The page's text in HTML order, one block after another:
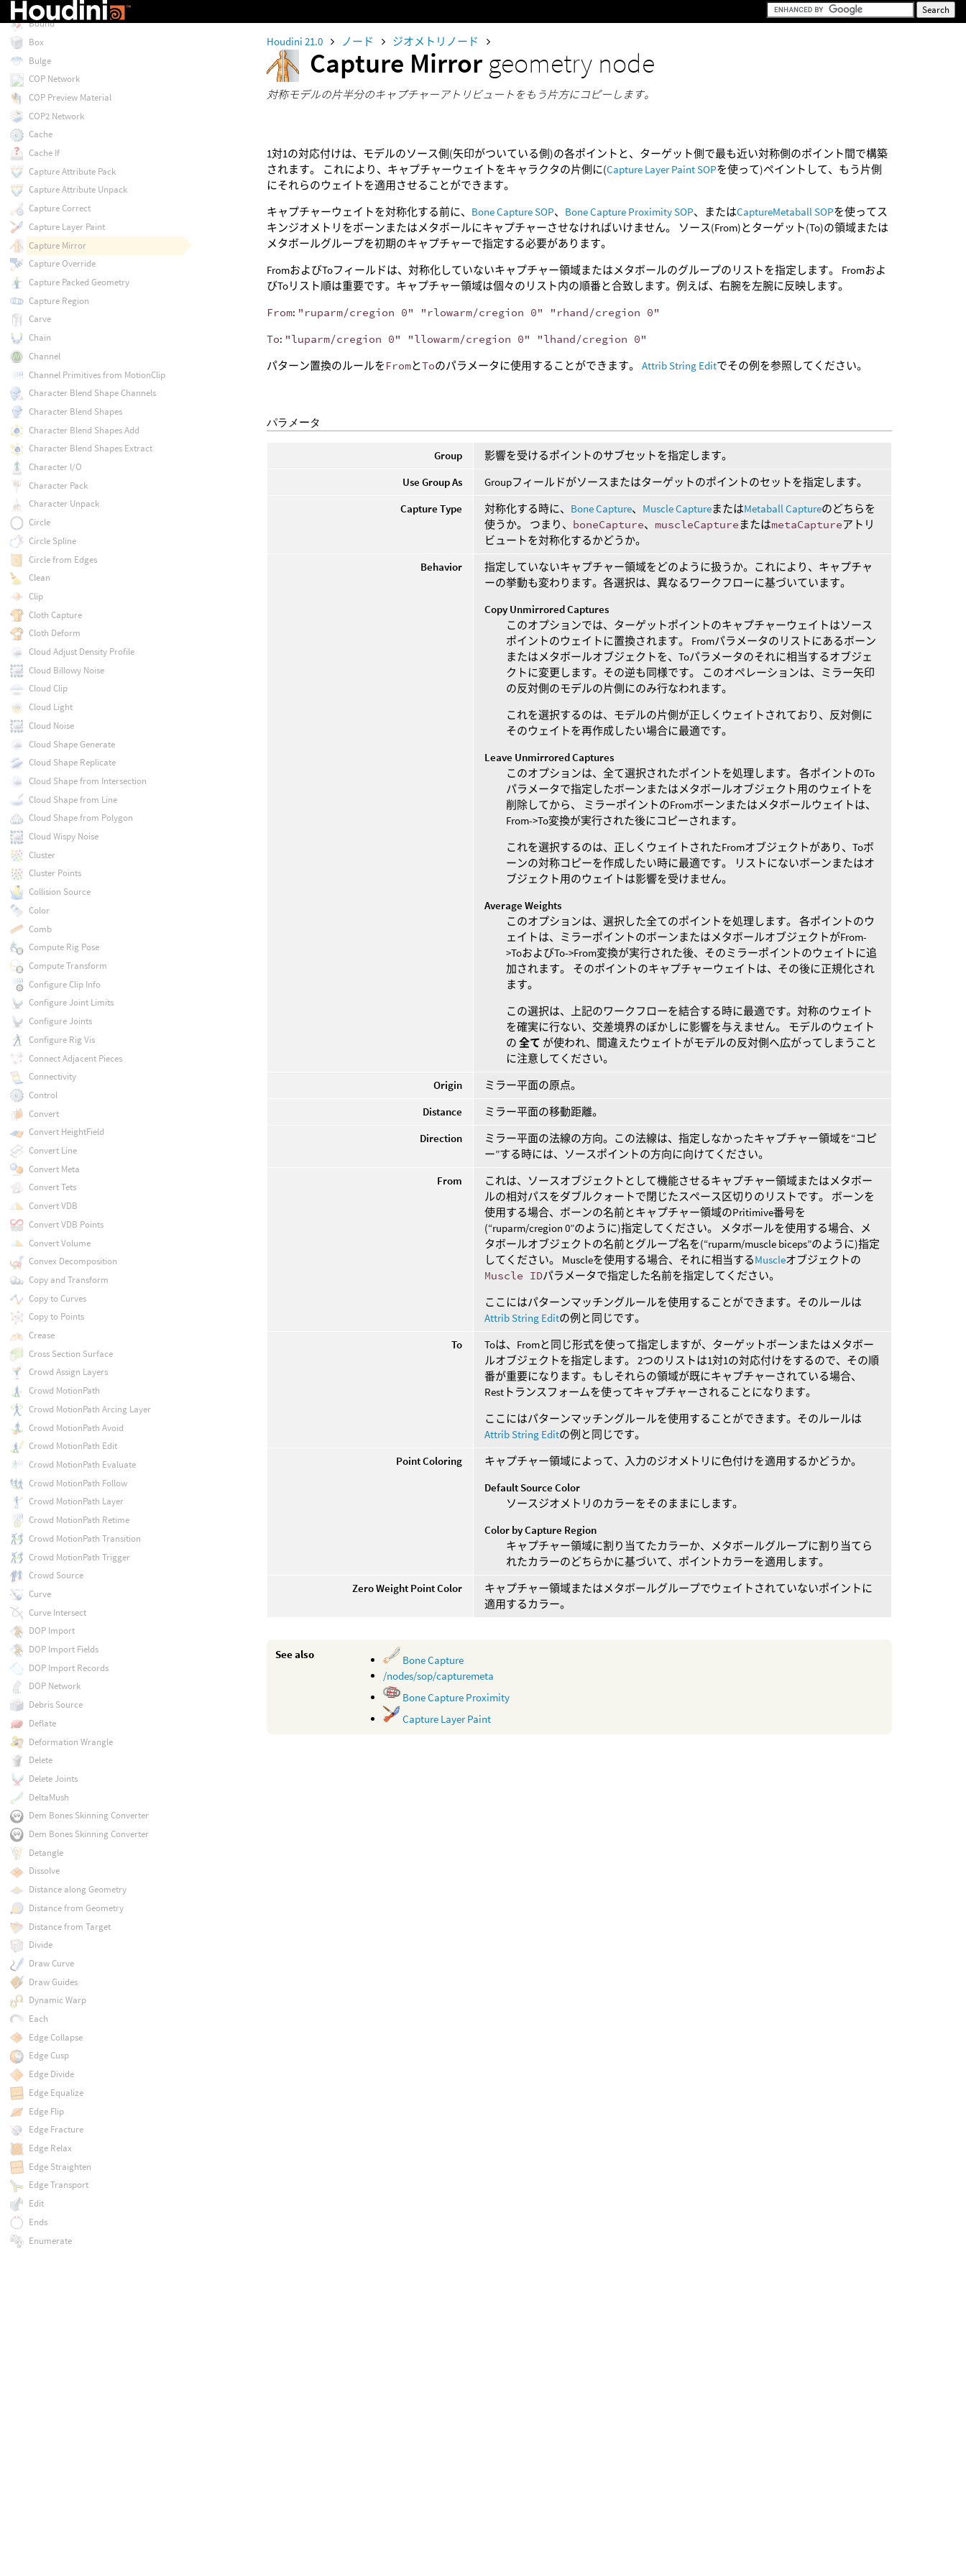
Houdini 21.0 ノード ジオメトリノード
Capture Mirror geometry node
対称モデルの片半分のキャプチャーアトリビュートをもう片方にコピーします。
1対1の対応付けは、モデルのソース側(矢印がついている側)の各ポイントと、ターゲット側で最も近い対称側のポイント間で構築
されます。 これにより、キャプチャーウェイトをキャラクタの片側に(Capture Layer Paint SOPを使って)ペイントして、もう片側
にそれらのウェイトを適用させることができます。
キャプチャーウェイトを対称化する前に、 Bone Capture SOP、 Bone Capture Proximity SOP、またはCaptureMetaball SOPを使ってス
キンジオメトリをボーンまたはメタボールにキャプチャーさせなければいけません。 ソース(From)とターゲット(To)の領域または
メタボールグループを初期のキャプチャーで指定する必要があります。
FromおよびToフィールドは、対称化していないキャプチャー領域またはメタボールのグループのリストを指定します。 Fromおよ
びToリスト順は重要です。キャプチャー領域は個々のリスト内の順番と合致します。例えば、右腕を左腕に反映します。
From: "ruparm/cregion 0" "rlowarm/cregion 0" "rhand/cregion 0"
To: "luparm/cregion 0" "llowarm/cregion 0" "lhand/cregion 0"
パターン置換のルールを FromとToのパラメータに使用することができます。Attrib String Editでその例を参照してください。
パラメータ
Group
影響を受けるポイントのサブセットを指定します。
Use Group As
Groupフィールドがソースまたはターゲットのポイントのセットを指定します。
Capture Type
対称化する時に、 Bone Capture、 Muscle CaptureまたはMetaball Captureのどちらを
使うか。 つまり、 boneCapture、 muscleCaptureまたはmetaCaptureアトリ
ビュートを対称化するかどうか。
Behavior
指定していないキャプチャー領域をどのように扱うか。これにより、キャプチャ
ーの挙動も変わります。各選択は、異なるワークフローに基づいています。
Copy Unmirrored Captures
このオプションでは、ターゲットポイントのキャプチャーウェイトはソース
ポイントのウェイトに置換されます。 Fromパラメータのリストにあるボーン
またはメタボールオブジェクトを、Toパラメータのそれに相当するオブジェ
クトに変更します。その逆も同様です。 このオペレーションは、ミラー矢印
の反対側のモデルの片側にのみ行なわれます。
これを選択するのは、モデルの片側が正しくウェイトされており、反対側に
そのウェイトを再作成したい場合に最適です。
Leave Unmirrored Captures
このオプションは、全て選択されたポイントを処理します。 各ポイントのTo
パラメータで指定したボーンまたはメタボールオブジェクト用のウェイトを
削除してから、 ミラーポイントのFromボーンまたはメタボールウェイトは、
From->To変換が実行された後にコピーされます。
これを選択するのは、正しくウェイトされたFromオブジェクトがあり、Toボ
ーンの対称コピーを作成したい時に最適です。 リストにないボーンまたはオ
ブジェクト用のウェイトは影響を受けません。
Average Weights
このオプションは、選択した全てのポイントを処理します。 各ポイントのウ
ェイトは、ミラーポイントのボーンまたはメタボールオブジェクトがFrom-
>ToおよびTo->From変換が実行された後、そのミラーポイントのウェイトに追
加されます。 そのポイントのキャプチャーウェイトは、その後に正規化され
ます。
この選択は、上記のワークフローを結合する時に最適です。対称のウェイト
を確実に行ない、交差境界のぼかしに影響を与えません。 モデルのウェイト
の全て が使われ、間違えたウェイトがモデルの反対側へ広がってしまうこと
に注意してください。
Origin
ミラー平面の原点。
Distance
ミラー平面の移動距離。
Direction
ミラー平面の法線の方向。この法線は、指定しなかったキャプチャー領域を“コピ
ー”する時には、ソースポイントの方向に向けてください。
From
これは、ソースオブジェクトとして機能させるキャプチャー領域またはメタボー
ルの相対パスをダブルクォートで閉じたスペース区切りのリストです。 ボーンを
使用する場合、ボーンの名前とキャプチャー領域のPritimive番号を
(“ruparm/cregion 0”のように)指定してください。 メタボールを使用する場合、メ
タボールオブジェクトの名前とグループ名を(“ruparm/muscle biceps”のように)指定
してください。 Muscleを使用する場合、それに相当するMuscleオブジェクトの
Muscle IDパラメータで指定した名前を指定してください。
ここにはパターンマッチングルールを使用することができます。そのルールは
Attrib String Editの例と同じです。
To
Toは、Fromと同じ形式を使って指定しますが、ターゲットボーンまたはメタボー
ルオブジェクトを指定します。 2つのリストは1対1の対応付けをするので、その順
番が重要になります。もしそれらの領域が既にキャプチャーされている場合、
Restトランスフォームを使ってキャプチャーされることになります。
ここにはパターンマッチングルールを使用することができます。そのルールは
Attrib String Editの例と同じです。
Point Coloring
キャプチャー領域によって、入力のジオメトリに色付けを適用するかどうか。
Default Source Color
ソースジオメトリのカラーをそのままにします。
Color by Capture Region
キャプチャー領域に割り当てたカラーか、メタボールグループに割り当てら
れたカラーのどちらかに基づいて、ポイントカラーを適用します。
Zero Weight Point Color
キャプチャー領域またはメタボールグループでウェイトされていないポイントに
適用するカラー。
See also
Bone Capture
/nodes/sop/capturemeta
Bone Capture Proximity
Capture Layer Paint
Boolean Fracture
Bound
Box
Bulge
COP Network
COP Preview Material
COP2 Network
Cache
Cache If
Capture Attribute Pack
Capture Attribute Unpack
Capture Correct
Capture Layer Paint
Capture Mirror
Capture Override
Capture Packed Geometry
Capture Region
Carve
Chain
Channel
Channel Primitives from MotionClip
Character Blend Shape Channels
Character Blend Shapes
Character Blend Shapes Add
Character Blend Shapes Extract
Character I/O
Character Pack
Character Unpack
Circle
Circle Spline
Circle from Edges
Clean
Clip
Cloth Capture
Cloth Deform
Cloud Adjust Density Profile
Cloud Billowy Noise
Cloud Clip
Cloud Light
Cloud Noise
Cloud Shape Generate
Cloud Shape Replicate
Cloud Shape from Intersection
Cloud Shape from Line
Cloud Shape from Polygon
Cloud Wispy Noise
Cluster
Cluster Points
Collision Source
Color
Comb
Compute Rig Pose
Compute Transform
Configure Clip Info
Configure Joint Limits
Configure Joints
Configure Rig Vis
Connect Adjacent Pieces
Connectivity
Control
Convert
Convert HeightField
Convert Line
Convert Meta
Convert Tets
Convert VDB
Convert VDB Points
Convert Volume
Convex Decomposition
Copy and Transform
Copy to Curves
Copy to Points
Crease
Cross Section Surface
Crowd Assign Layers
Crowd MotionPath
Crowd MotionPath Arcing Layer
Crowd MotionPath Avoid
Crowd MotionPath Edit
Crowd MotionPath Evaluate
Crowd MotionPath Follow
Crowd MotionPath Layer
Crowd MotionPath Retime
Crowd MotionPath Transition
Crowd MotionPath Trigger
Crowd Source
Curve
Curve Intersect
DOP Import
DOP Import Fields
DOP Import Records
DOP Network
Debris Source
Deflate
Deformation Wrangle
Delete
Delete Joints
DeltaMush
Dem Bones Skinning Converter
Dem Bones Skinning Converter
Detangle
Dissolve
Distance along Geometry
Distance from Geometry
Distance from Target
Divide
Draw Curve
Draw Guides
Dynamic Warp
Each
Edge Collapse
Edge Cusp
Edge Divide
Edge Equalize
Edge Flip
Edge Fracture
Edge Relax
Edge Straighten
Edge Transport
Edit
Ends
Enumerate